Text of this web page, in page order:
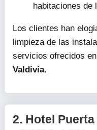
habitaciones de
Los clientes han
limpieza de las
servicios ofrecidos en
Valdivia.
2. Hotel